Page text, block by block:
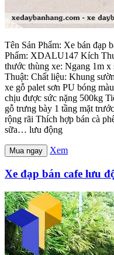
Tên Sản Phẩm: Xe bán đạp
Phẩm: XDALU147 Kích
thước thùng xe: Ngang 1m
Thuật: Chất liệu: Khung
xe gỗ palet sơn PU bóng
chịu được sức nặng 500kg
gỗ trưng bày 1 tầng mặt
rộng rãi Thích hợp bán cà
sữa… lưu động
Mua ngay Xem
Xe đạp bán cafe lưu